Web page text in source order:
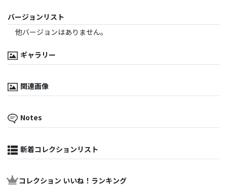
バージョンリスト
他バージョンはありません。
ギャラリー
関連画像
Notes
新着コレクションリスト
コレクション いいね！ランキング